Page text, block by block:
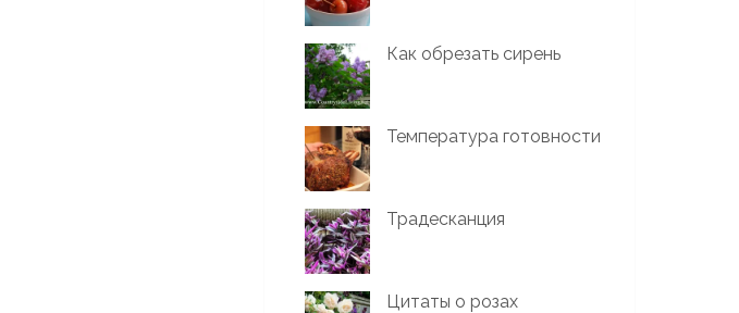
Как обрезать сирень
Температура готовности
Традесканция
Цитаты о розах